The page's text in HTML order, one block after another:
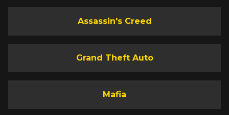
Assassin's Creed
Grand Theft Auto
Mafia